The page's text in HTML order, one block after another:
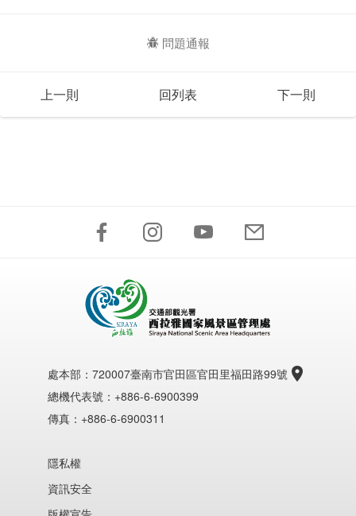
問題通報
上一則 回列表 下一則
處本部： 720007臺南市官田區官田里福田路99號
總機代表號：+886-6-6900399
傳真：+886-6-6900311
隱私權
資訊安全